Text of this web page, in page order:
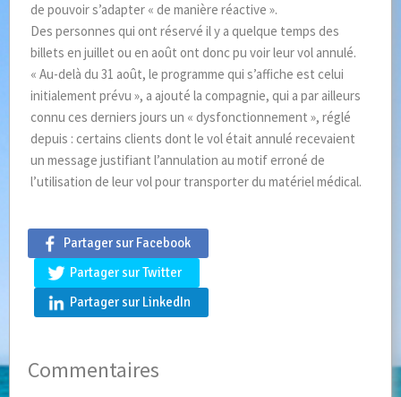
de pouvoir s’adapter « de manière réactive ».
Des personnes qui ont réservé il y a quelque temps des
billets en juillet ou en août ont donc pu voir leur vol annulé.
« Au-delà du 31 août, le programme qui s’affiche est celui
initialement prévu », a ajouté la compagnie, qui a par ailleurs
connu ces derniers jours un « dysfonctionnement », réglé
depuis : certains clients dont le vol était annulé recevaient
un message justifiant l’annulation au motif erroné de
l’utilisation de leur vol pour transporter du matériel médical.
Partager sur Facebook
Partager sur Twitter
Partager sur LinkedIn
Commentaires